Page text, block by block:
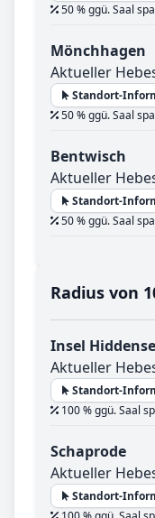
50 % ggü. Saal
Mönchhagen
Aktueller
Standort-
50 % ggü. Saal
Bentwisch
Aktueller
Standort-
50 % ggü. Saal
Radius von
Insel
Aktueller
Standort-
100 % ggü. Saal
Schaprode
Aktueller
Standort-